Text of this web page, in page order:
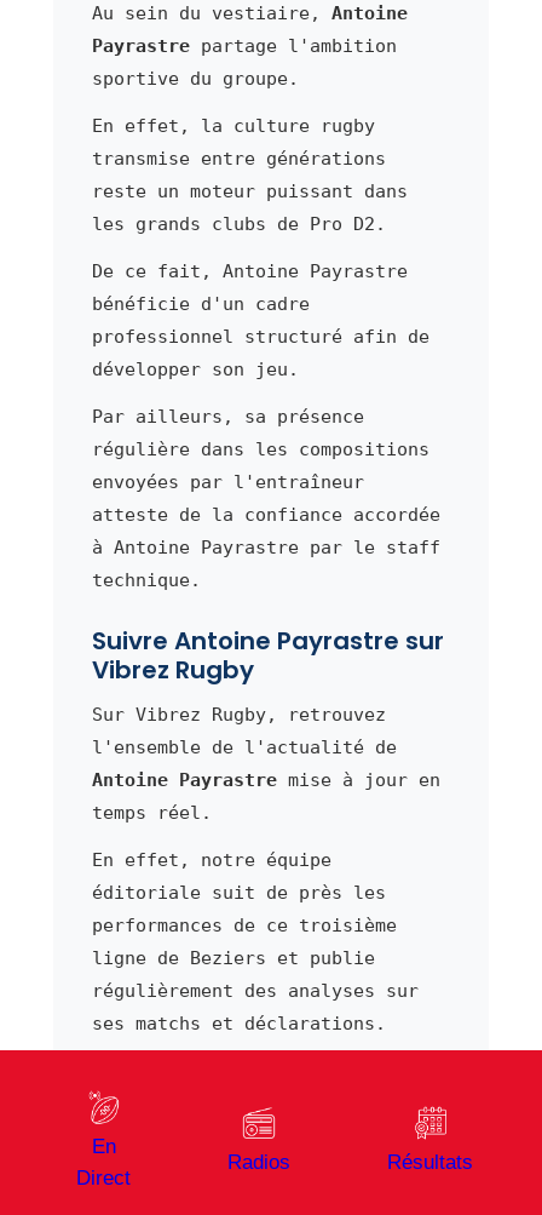
Au sein du vestiaire, Antoine
Payrastrepartage l'ambition
sportive du groupe.
En effet, la culture rugby
transmise entre générations
reste un moteur puissant dans
les grands clubs de Pro D2.
De ce fait, Antoine Payrastre
bénéficie d'un cadre
professionnel structuré afin de
développer son jeu.
Par ailleurs, sa présence
régulière dans les compositions
envoyées par l'entraîneur
atteste de la confiance accordée
à Antoine Payrastre par le staff
technique.
Suivre Antoine Payrastre sur
Vibrez Rugby
Sur Vibrez Rugby, retrouvez
l'ensemble de l'actualité de
Antoine Payrastremise à jour en
temps réel.
En effet, notre équipe
éditoriale suit de près les
performances de ce troisième
ligne de Beziers et publie
régulièrement des analyses sur
ses matchs et déclarations.
Pro D2
résultats Pro D2
et
le
calendrier Pro D2
pour suivre
l'évolution de son équipe.
En
Direct
Radios Résultats